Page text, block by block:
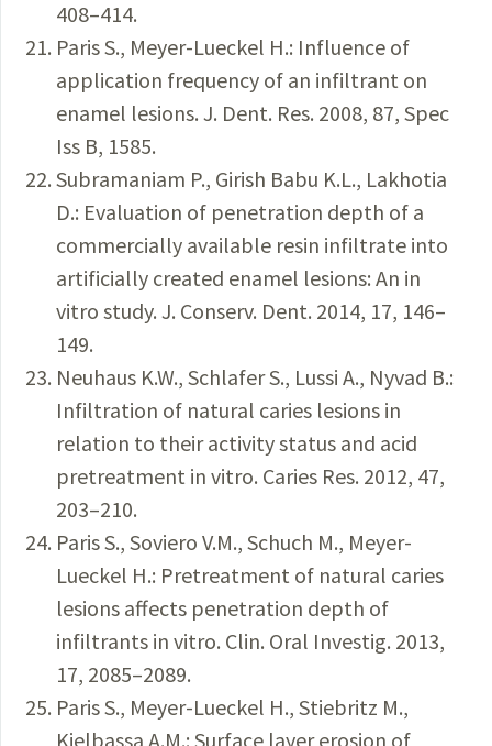
408–414.
Paris S., Meyer-Lueckel H.: Influence of
application frequency of an infiltrant on
enamel lesions. J. Dent. Res. 2008, 87, Spec
Iss B, 1585.
Subramaniam P., Girish Babu K.L., Lakhotia
D.: Evaluation of penetration depth of a
commercially available resin infiltrate into
artificially created enamel lesions: An in
vitro study. J. Conserv. Dent. 2014, 17, 146–
149.
Neuhaus K.W., Schlafer S., Lussi A., Nyvad B.:
Infiltration of natural caries lesions in
relation to their activity status and acid
pretreatment in vitro. Caries Res. 2012, 47,
203–210.
Paris S., Soviero V.M., Schuch M., Meyer-
Lueckel H.: Pretreatment of natural caries
lesions affects penetration depth of
infiltrants in vitro. Clin. Oral Investig. 2013,
17, 2085–2089.
Paris S., Meyer-Lueckel H., Stiebritz M.,
Kielbassa A.M.: Surface layer erosion of